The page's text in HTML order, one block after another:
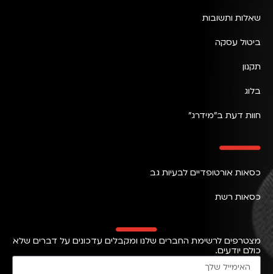
שאלות ותשובות
ביטול עסקה
תקנון
בלוג
חוות דעת ב״מידרג״
כסאות אורטופדיים לבעיות גב
כסאות רשת
מצטרפים לרשימת החברים שלנו ומקבלים עדכונים על דברים שלא
כולם יודעים.